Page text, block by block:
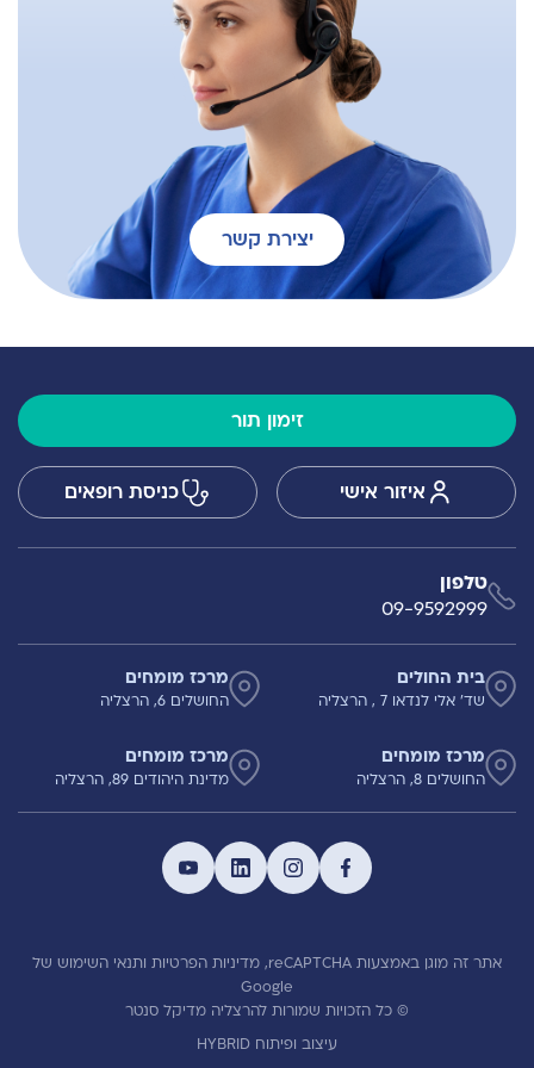
יצירת קשר
זימון תור
איזור אישי כניסת רופאים
טלפון
09-9592999
בית החולים
שד' אלי לנדאו 7 , הרצליה
מרכז מומחים
החושלים 6, הרצליה
מרכז מומחים
החושלים 8, הרצליה
מרכז מומחים
מדינת היהודים 89, הרצליה
אתר זה מוגן באמצעות reCAPTCHA, מדיניות הפרטיות ותנאי השימוש של
Google
© כל הזכויות שמורות להרצליה מדיקל סנטר
עיצוב ופיתוח HYBRID